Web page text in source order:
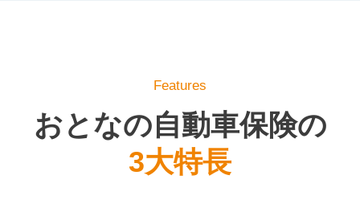
Features
おとなの自動車保険の
3大特長